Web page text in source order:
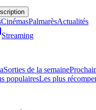
CinémasPalmarèsActualités
Streaming
Sorties de la semaine
populairesLes plus